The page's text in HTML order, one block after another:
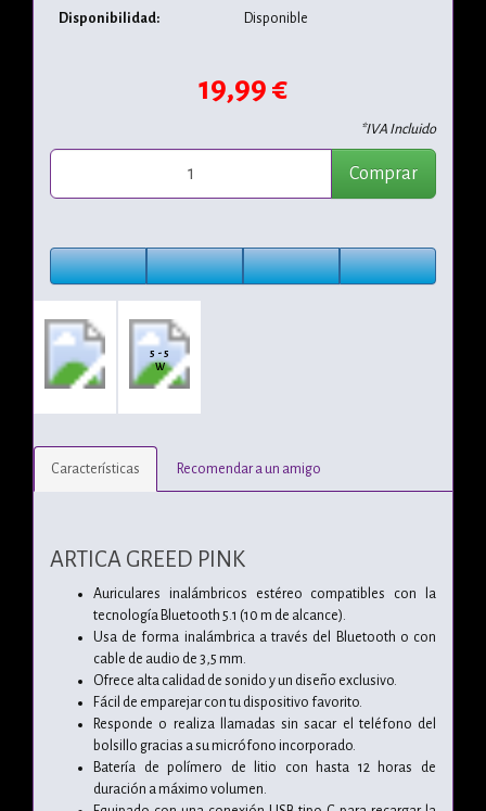
Disponibilidad: Disponible
19,99 €
*IVA Incluido
Comprar
5 - 5
W
Características Recomendar a un amigo
ARTICA GREED PINK
Auriculares inalámbricos estéreo compatibles con la
tecnología Bluetooth 5.1 (10 m de alcance).
Usa de forma inalámbrica a través del Bluetooth o con
cable de audio de 3,5 mm.
Ofrece alta calidad de sonido y un diseño exclusivo.
Fácil de emparejar con tu dispositivo favorito.
Responde o realiza llamadas sin sacar el teléfono del
bolsillo gracias a su micrófono incorporado.
Batería de polímero de litio con hasta 12 horas de
duración a máximo volumen.